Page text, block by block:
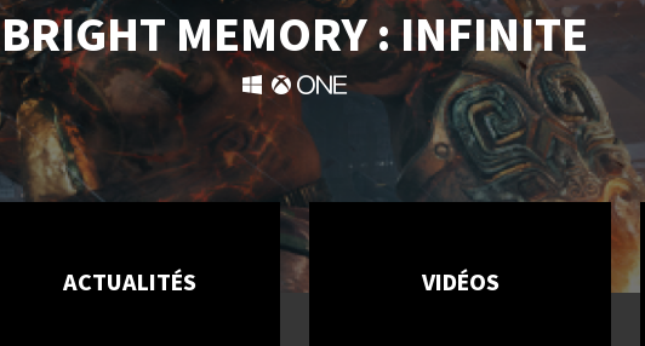
BRIGHT MEMORY : INFINITE
ACTUALITÉS VIDÉOS